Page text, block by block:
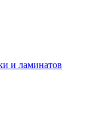
и ламинатов